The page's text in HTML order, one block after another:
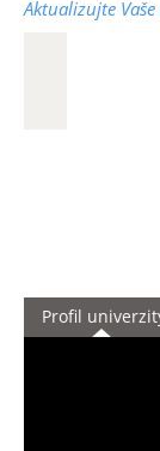
Aktualizujte
Profil